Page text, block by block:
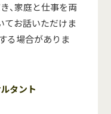
、家庭と仕事を両
てお話いただけま
る場合がありま
タント